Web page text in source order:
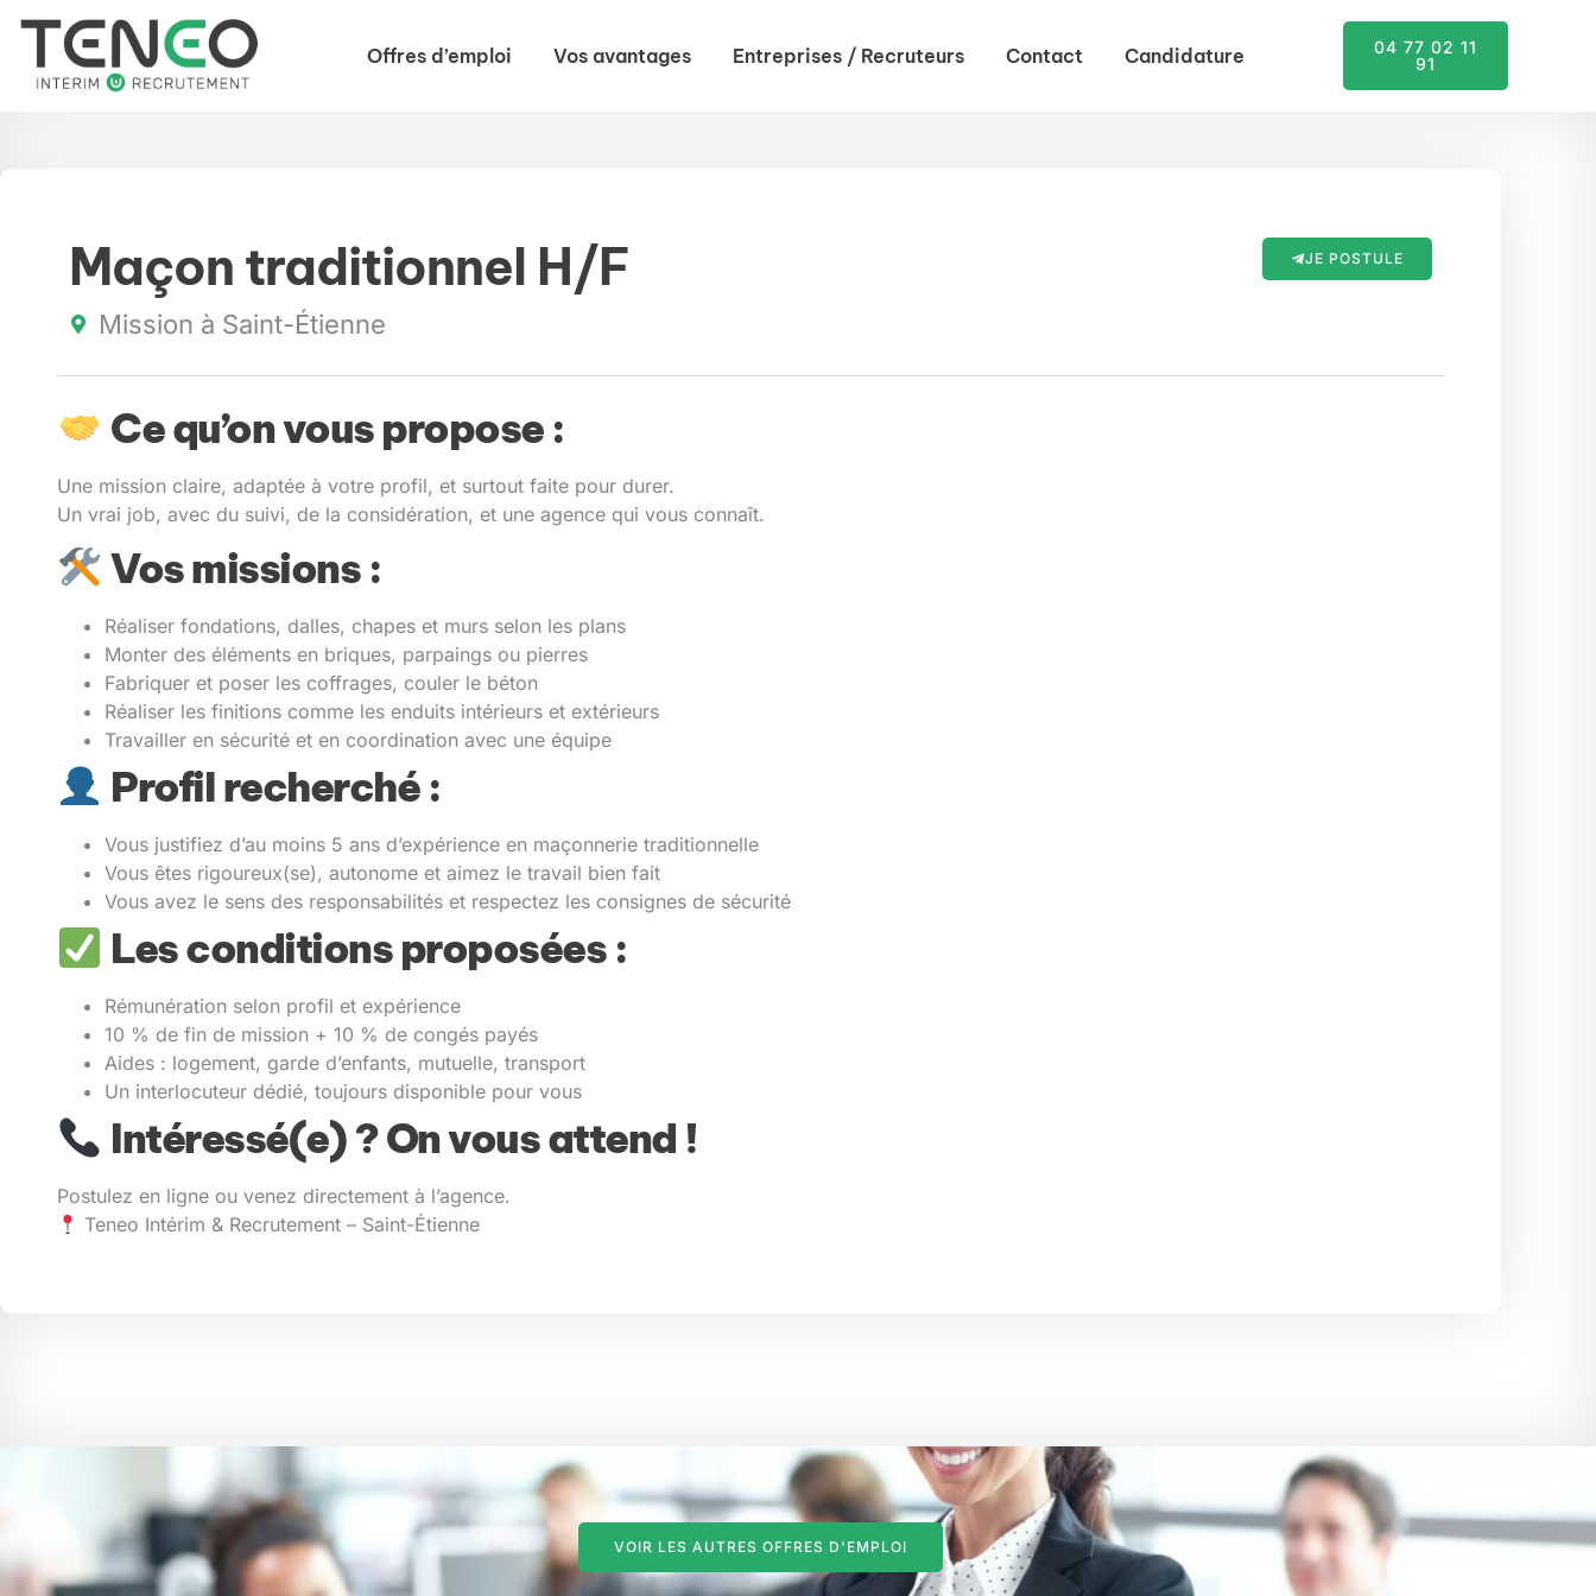
Offres d’emploi Vos avantages Entreprises / Recruteurs Contact Candidature
04 77 02 11
91
Maçon traditionnel H/F
Mission à Saint-Étienne
JE POSTULE
Ce qu’on vous propose :
Une mission claire, adaptée à votre profil, et surtout faite pour durer.
Un vrai job, avec du suivi, de la considération, et une agence qui vous connaît.
Vos missions :
Réaliser fondations, dalles, chapes et murs selon les plans
Monter des éléments en briques, parpaings ou pierres
Fabriquer et poser les coffrages, couler le béton
Réaliser les finitions comme les enduits intérieurs et extérieurs
Travailler en sécurité et en coordination avec une équipe
Profil recherché :
Vous justifiez d’au moins 5 ans d’expérience en maçonnerie traditionnelle
Vous êtes rigoureux(se), autonome et aimez le travail bien fait
Vous avez le sens des responsabilités et respectez les consignes de sécurité
Les conditions proposées :
Rémunération selon profil et expérience
10 % de fin de mission + 10 % de congés payés
Aides : logement, garde d’enfants, mutuelle, transport
Un interlocuteur dédié, toujours disponible pour vous
Intéressé(e) ? On vous attend !
Postulez en ligne ou venez directement à l’agence.
Teneo Intérim & Recrutement – Saint-Étienne
VOIR LES AUTRES OFFRES D'EMPLOI